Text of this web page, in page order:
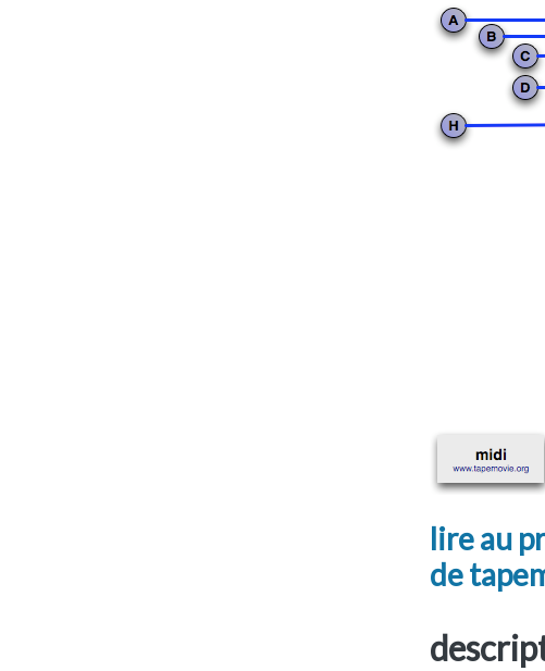
lire au
de